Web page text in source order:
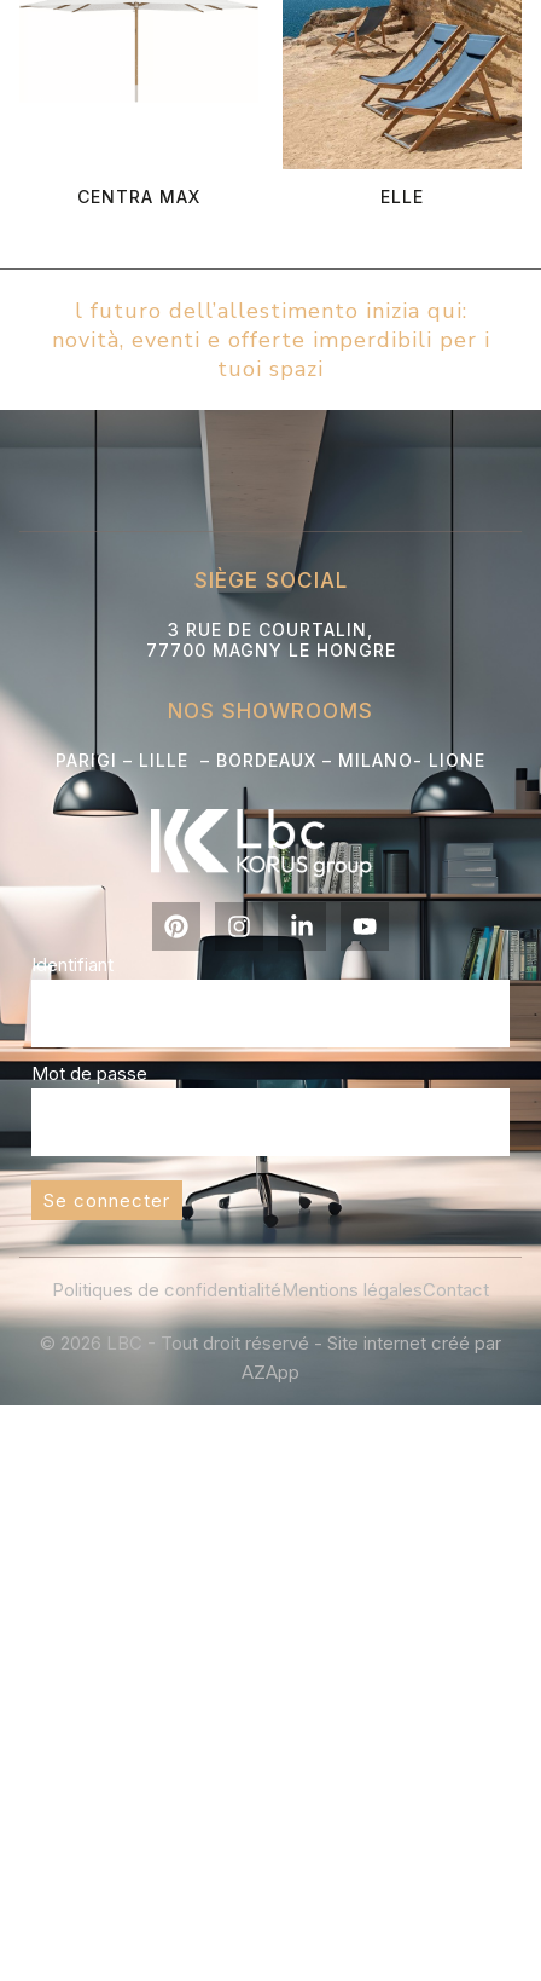
CENTRA MAX ELLE
l futuro dell’allestimento inizia qui:
novità, eventi e offerte imperdibili per i
tuoi spazi
SIÈGE SOCIAL
3 RUE DE COURTALIN,
77700 MAGNY LE HONGRE
NOS SHOWROOMS
PARIGI – LILLE – BORDEAUX – MILANO- L IONE
Identifiant
Mot de passe
Se connecter
Politiques de confidentialitéMentions légalesContact
© 2026 LBC - Tout droit réservé - Site internet créé par
AZApp